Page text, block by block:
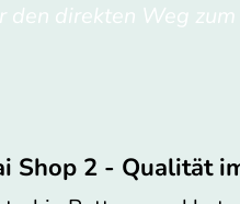
den direkten Weg
Shop 2 - Qualität